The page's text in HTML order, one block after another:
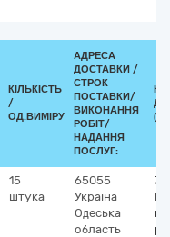
КІЛЬКІСТЬ
/
ОД.ВИМІРУ
АДРЕСА
ДОСТАВКИ /
СТРОК
ПОСТАВКИ/
ВИКОНАННЯ
РОБІТ/
НАДАННЯ
ПОСЛУГ:
ДК
15
штука
65055
Україна
Одеська
область